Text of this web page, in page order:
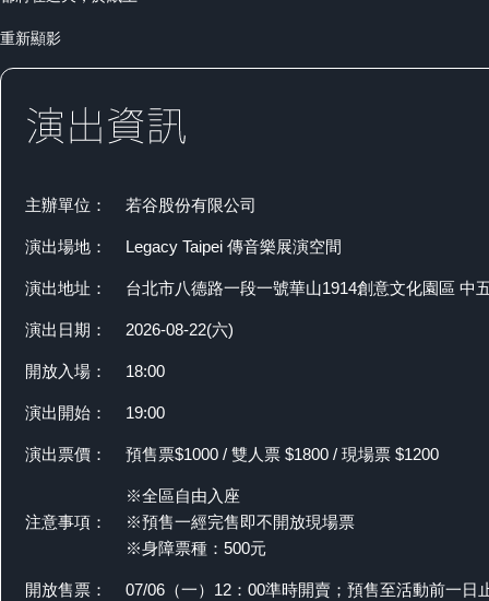
重新顯影
主辦單位： 若谷股份有限公司
演出場地： Legacy Taipei 傳音樂展演空間
演出地址： 台北市八德路一段一號華山1914創意文化園區 中
演出日期： 2026-08-22(六)
開放入場： 18:00
演出開始： 19:00
演出票價： 預售票$1000 / 雙人票 $1800 / 現場票 $1200
注意事項：
※全區自由入座
※預售一經完售即不開放現場票
※身障票種：500元
開放售票： 07/06（一）12：00準時開賣；預售至活動前一日